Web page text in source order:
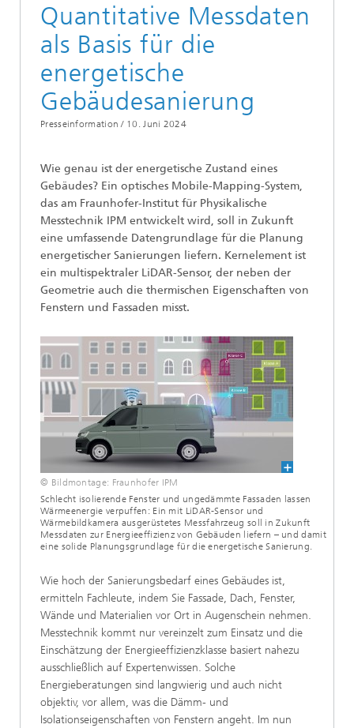
Quantitative Messdaten
als Basis für die
energetische
Gebäudesanierung
Presseinformation / 10. Juni 2024
Wie genau ist der energetische Zustand eines
Gebäudes? Ein optisches Mobile-Mapping-System,
das am Fraunhofer-Institut für Physikalische
Messtechnik IPM entwickelt wird, soll in Zukunft
eine umfassende Datengrundlage für die Planung
energetischer Sanierungen liefern. Kernelement ist
ein multispektraler LiDAR-Sensor, der neben der
Geometrie auch die thermischen Eigenschaften von
Fenstern und Fassaden misst.
© Bildmontage: Fraunhofer IPM
Schlecht isolierende Fenster und ungedämmte Fassaden lassen
Wärmeenergie verpuffen: Ein mit LiDAR-Sensor und
Wärmebildkamera ausgerüstetes Messfahrzeug soll in Zukunft
Messdaten zur Energieeffizienz von Gebäuden liefern – und damit
eine solide Planungsgrundlage für die energetische Sanierung.
Wie hoch der Sanierungsbedarf eines Gebäudes ist,
ermitteln Fachleute, indem Sie Fassade, Dach, Fenster,
Wände und Materialien vor Ort in Augenschein nehmen.
Messtechnik kommt nur vereinzelt zum Einsatz und die
Einschätzung der Energieeffizienzklasse basiert nahezu
ausschließlich auf Expertenwissen. Solche
Energieberatungen sind langwierig und auch nicht
objektiv, vor allem, was die Dämm- und
Isolationseigenschaften von Fenstern angeht. Im nun